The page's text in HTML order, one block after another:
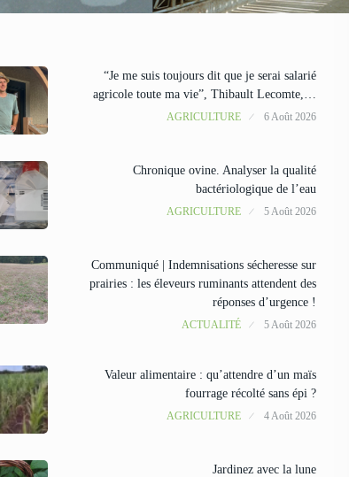
“Je me suis toujours dit que je serai salarié
agricole toute ma vie”, Thibault Lecomte,…
AGRICULTURE 6 Août 2026
Chronique ovine. Analyser la qualité
bactériologique de l’eau
AGRICULTURE 5 Août 2026
Communiqué | Indemnisations sécheresse sur
prairies : les éleveurs ruminants attendent des
réponses d’urgence !
ACTUALITÉ 5 Août 2026
Valeur alimentaire : qu’attendre d’un maïs
fourrage récolté sans épi ?
AGRICULTURE 4 Août 2026
Jardinez avec la lune